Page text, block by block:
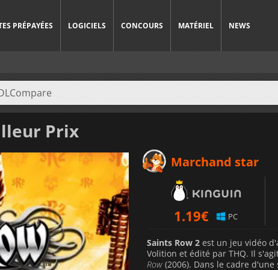
PRÉPAYÉES LOGICIELS CONCOURS MATÉRIEL NEWS
Prix
Marchand star
1.19€ PC
Saints Row 2 est un jeu vidéo
Volition et édité par THQ. Il
Row (2006). Dans le cadre